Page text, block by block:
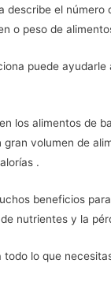
describe el número
o peso de
puede ayudarle
los alimentos de
gran volumen de
.
beneficios
nutrientes y la
todo lo que